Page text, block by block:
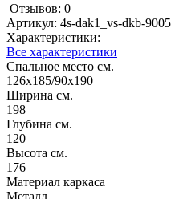
Отзывов: 0
Артикул: 4s-dak1_vs-dkb-9005
Характеристики:
Все характеристики
Спальное место см.
126х185/90х190
Ширина см.
198
Глубина см.
120
Высота см.
176
Материал каркаса
Металл